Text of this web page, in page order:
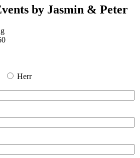
by Jasmin & Peter
Herr